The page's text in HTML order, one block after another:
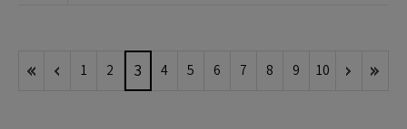
1 2 3 4 5 6 7 8 9 10